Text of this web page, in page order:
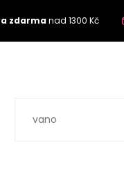
zdarmanad 1300 Kč